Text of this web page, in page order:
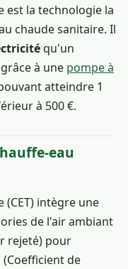
est la technologie la
chaude sanitaire. Il
qu'un
à une pompe à
atteindre 1
à 500 €.
eau
intègre une
de l'air ambiant
rejeté) pour
(Coefficient de